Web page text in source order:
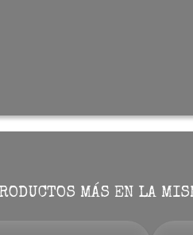
MÁS EN LA